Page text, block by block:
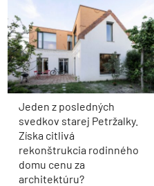
Jeden z posledných
svedkov starej Petržalky.
Získa citlivá
rekonštrukcia rodinného
domu cenu za
architektúru?